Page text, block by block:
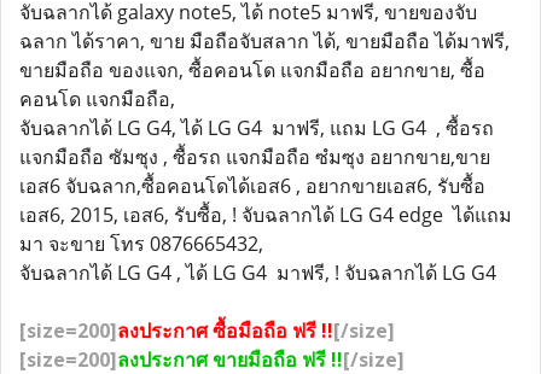
จับฉลากได้ galaxy note5, ได้ note5 มาฟรี, ขายของจับ
ฉลาก ได้ราคา, ขาย มือถือจับสลาก ได้, ขายมือถือ ได้มาฟรี,
ขายมือถือ ของแจก, ซื้อคอนโด แจกมือถือ อยากขาย, ซื้อ
คอนโด แจกมือถือ,
จับฉลากได้ LG G4, ได้ LG G4 มาฟรี, แถม LG G4 , ซื้อรถ
แจกมือถือ ซัมซุง , ซื้อรถ แจกมือถือ ซํมซุง อยากขาย,ขาย
เอส6 จับฉลาก,ซื้อคอนโดได้เอส6 , อยากขายเอส6, รับซื้อ
เอส6, 2015, เอส6, รับซื้อ, ! จับฉลากได้ LG G4 edge ได้แถม
มา จะขาย โทร 0876665432,
จับฉลากได้ LG G4 , ได้ LG G4 มาฟรี, ! จับฉลากได้ LG G4
[size=200]ลงประกาศ ซื้อมือถือ ฟรี !![/size]
[size=200]ลงประกาศ ขายมือถือ ฟรี !![/size]